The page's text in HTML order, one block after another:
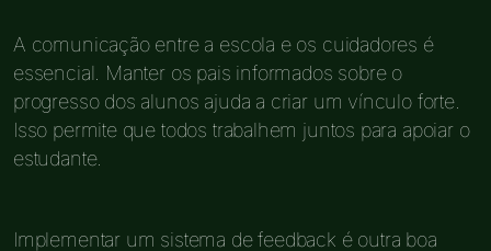
A comunicação entre a escola e os cuidadores é
essencial. Manter os pais informados sobre o
progresso dos alunos ajuda a criar um vínculo forte.
Isso permite que todos trabalhem juntos para apoiar o
estudante.
Implementar um sistema de feedback é outra boa